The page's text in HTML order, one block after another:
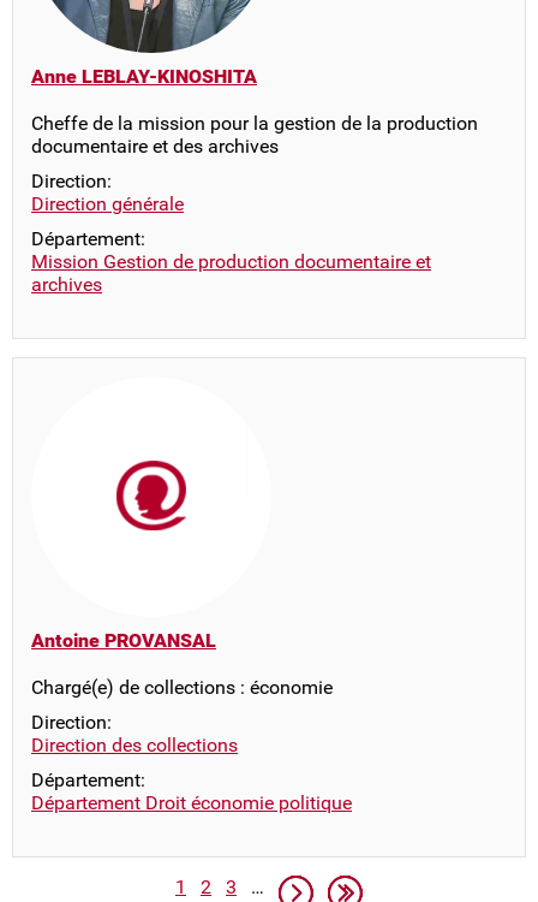
Anne LEBLAY-KINOSHITA
Cheffe de la mission pour la gestion de la production
documentaire et des archives
Direction:
Direction générale
Département:
Mission Gestion de production documentaire et
archives
Antoine PROVANSAL
Chargé(e) de collections : économie
Direction:
Direction des collections
Département:
Département Droit économie politique
Pagination
Page
1 Page
2 Page
3 … Page suivante
Dernière page